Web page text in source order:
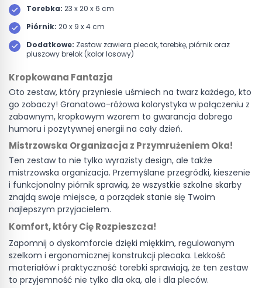
Torebka: 23 x 20 x 6 cm
Piórnik: 20 x 9 x 4 cm
Dodatkowe: Zestaw zawiera plecak, torebkę, piórnik oraz
pluszowy brelok (kolor losowy)
Kropkowana Fantazja
Oto zestaw, który przyniesie uśmiech na twarz każdego, kto
go zobaczy! Granatowo-różowa kolorystyka w połączeniu z
zabawnym, kropkowym wzorem to gwarancja dobrego
humoru i pozytywnej energii na cały dzień.
Mistrzowska Organizacja z Przymrużeniem Oka!
Ten zestaw to nie tylko wyrazisty design, ale także
mistrzowska organizacja. Przemyślane przegródki, kieszenie
i funkcjonalny piórnik sprawią, że wszystkie szkolne skarby
znajdą swoje miejsce, a porządek stanie się Twoim
najlepszym przyjacielem.
Komfort, który Cię Rozpieszcza!
Zapomnij o dyskomforcie dzięki miękkim, regulowanym
szelkom i ergonomicznej konstrukcji plecaka. Lekkość
materiałów i praktyczność torebki sprawiają, że ten zestaw
to przyjemność nie tylko dla oka, ale i dla pleców.